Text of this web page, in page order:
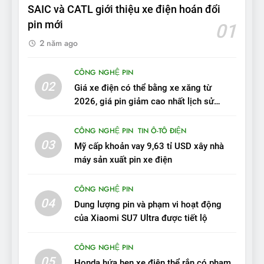
chất lượng tương xứng
ĐÁNH GIÁ XE
10
VinFast VF 7 tấm tắc: “Hơn
hẳn xe xăng”
ĐÁNH GIÁ XE
Người dùng nhận xét về
VinFast VF7: Độ hoàn thiện
đồng
12
VinFast VF7 – Mẫu xe cá
ĐÁNH GIÁ XE
SAIC và CATL giới thiệu xe điện hoán đổi
pin mới
01
2 năm ago
02
CÔNG NGHỆ PIN
Giá xe điện có thể bằng xe xăng từ
2026, giá pin giảm cao nhất lịch sử
03
CÔNG NGHỆ PIN TIN Ô-TÔ ĐIỆN
Mỹ cấp khoản vay 9,63 tỉ USD xây nhà
máy sản xuất pin xe điện
04
CÔNG NGHỆ PIN
Dung lượng pin và phạm vi hoạt động
của Xiaomi SU7 Ultra được tiết lộ
CÔNG NGHỆ PIN